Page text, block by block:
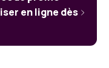
en ligne dès